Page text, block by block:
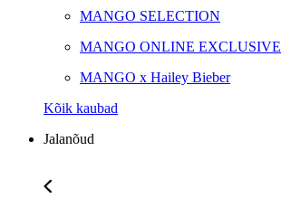
MANGO SELECTION
MANGO ONLINE EXCLUSIVE
MANGO x Hailey Bieber
Kõik kaubad
Jalanõud